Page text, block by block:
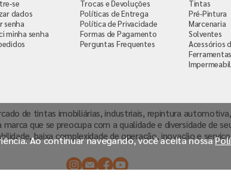
Ao continuar navegando, você aceita nossa
se
dados
senha
minha senha
Trocas e Devoluções
Políticas de Entrega
Política de Privacidade
Formas de Pagamento
Perguntas Frequentes
Tintas
Pré-Pintura
Marcenaria
Solventes
Acessórios
Ferramentas
de tintas imobiliárias, industriais, repintura
que se preocupa com a qualidade e diversidade de
baixa complexidade de operação, inovação e